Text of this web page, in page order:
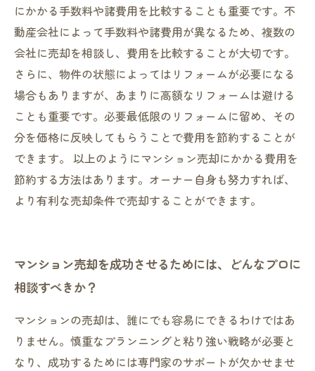
にかかる手数料や諸費用を比較することも重要です。不
動産会社によって手数料や諸費用が異なるため、複数の
会社に売却を相談し、費用を比較することが大切です。
さらに、物件の状態によってはリフォームが必要になる
場合もありますが、あまりに高額なリフォームは避ける
ことも重要です。必要最低限のリフォームに留め、その
分を価格に反映してもらうことで費用を節約することが
できます。 以上のようにマンション売却にかかる費用を
節約する方法はあります。オーナー自身も努力すれば、
より有利な売却条件で売却することができます。
マンション売却を成功させるためには、どんなプロに
相談すべきか？
マンションの売却は、誰にでも容易にできるわけではあ
りません。慎重なプランニングと粘り強い戦略が必要と
なり、成功するためには専門家のサポートが欠かせませ